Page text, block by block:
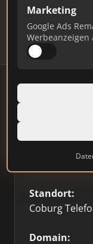
Marketing
Google Ads
Werbeanzeigen
Updates.
Profil
Standort:
Coburg
Domain: